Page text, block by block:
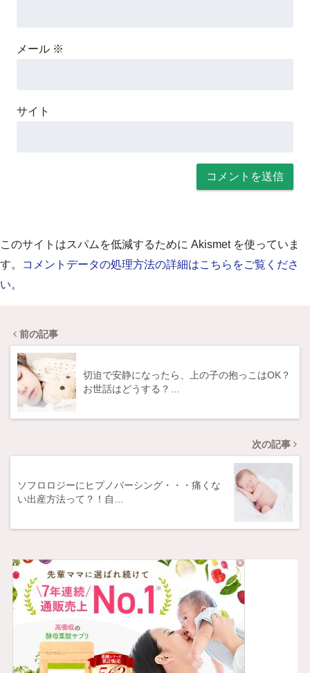
メール ※
サイト
このサイトはスパムを低減するために Akismet を使っていま
す。
コメントデータの処理方法の詳細はこちらをご覧くださ
い。
前の記事
切迫で安静になったら、上の子の抱っこはOK？
お世話はどうする？…
次の記事
ソフロロジーにヒプノバーシング・・・痛くな
い出産方法って？！自…